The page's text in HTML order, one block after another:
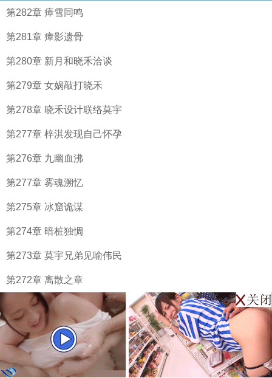
第282章 瘴雪同鸣
第281章 瘴影遗骨
第280章 新月和晓禾洽谈
第279章 女娲敲打晓禾
第278章 晓禾设计联络莫宇
第277章 梓淇发现自己怀孕
第276章 九幽血沸
第277章 雾魂溯忆
第275章 冰窟诡谋
第274章 暗桩独惆
第273章 莫宇兄弟见喻伟民
第272章 离散之章